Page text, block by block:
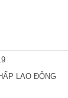
LAO ĐỘNG